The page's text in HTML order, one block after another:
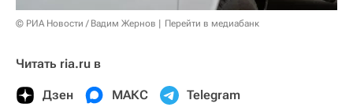
© РИА Новости / Вадим Жернов Перейти в медиабанк
Читать ria.ru в
Дзен МАКС Telegram